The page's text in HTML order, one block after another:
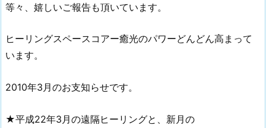
等々、嬉しいご報告も頂いています。
ヒーリングスペースコアー癒光のパワーどんどん高まって
います。
2010年3月のお支知らせです。
★平成22年3月の遠隔ヒーリングと、新月の